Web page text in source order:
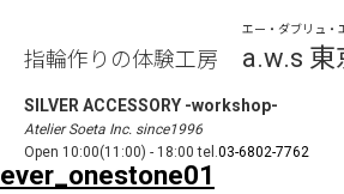
指輪作りの体験工房
エー・ダブリュ・
a.w.s 東
SILVER ACCESSORY -workshop-
Atelier Soeta Inc. since1996
Open 10:00(11:00) - 18:00 tel.03-6802-7762
ever_onestone01